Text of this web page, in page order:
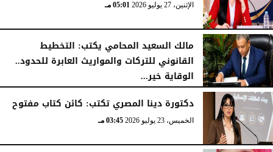
الإثنين، 27 يوليو 2026 05:01 مـ
مالك السعيد المحامي يكتب: التخطيط
القانوني للتركات والمواريث العابرة للحدود..
الوقاية خير...
الخميس، 23 يوليو 2026
دكتورة دينا المصري تكتب: كائن كتاب مفتوح
الخميس، 23 يوليو 2026 03:45 مـ